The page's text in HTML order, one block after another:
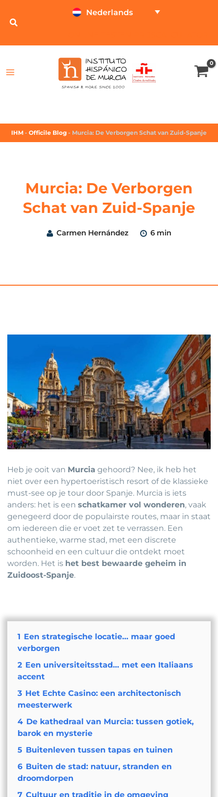
Nederlands
IHM - Officile Blog - Murcia: De Verborgen Schat van Zuid-Spanje
Murcia: De Verborgen
Schat van Zuid-Spanje
Carmen Hernández 6 min
Heb je ooit van Murcia gehoord? Nee, ik heb het
niet over een hypertoeristisch resort of de klassieke
must-see op je tour door Spanje. Murcia is iets
anders: het is een schatkamer vol wonderen, vaak
genegeerd door de populairste routes, maar in staat
om iedereen die er voet zet te verrassen. Een
authentieke, warme stad, met een discrete
schoonheid en een cultuur die ontdekt moet
worden. Het is het best bewaarde geheim in
Zuidoost-Spanje.
1 Een strategische locatie… maar goed
verborgen
2 Een universiteitsstad… met een Italiaans
accent
3 Het Echte Casino: een architectonisch
meesterwerk
4 De kathedraal van Murcia: tussen gotiek,
barok en mysterie
5 Buitenleven tussen tapas en tuinen
6 Buiten de stad: natuur, stranden en
droomdorpen
7 Cultuur en traditie in de omgeving